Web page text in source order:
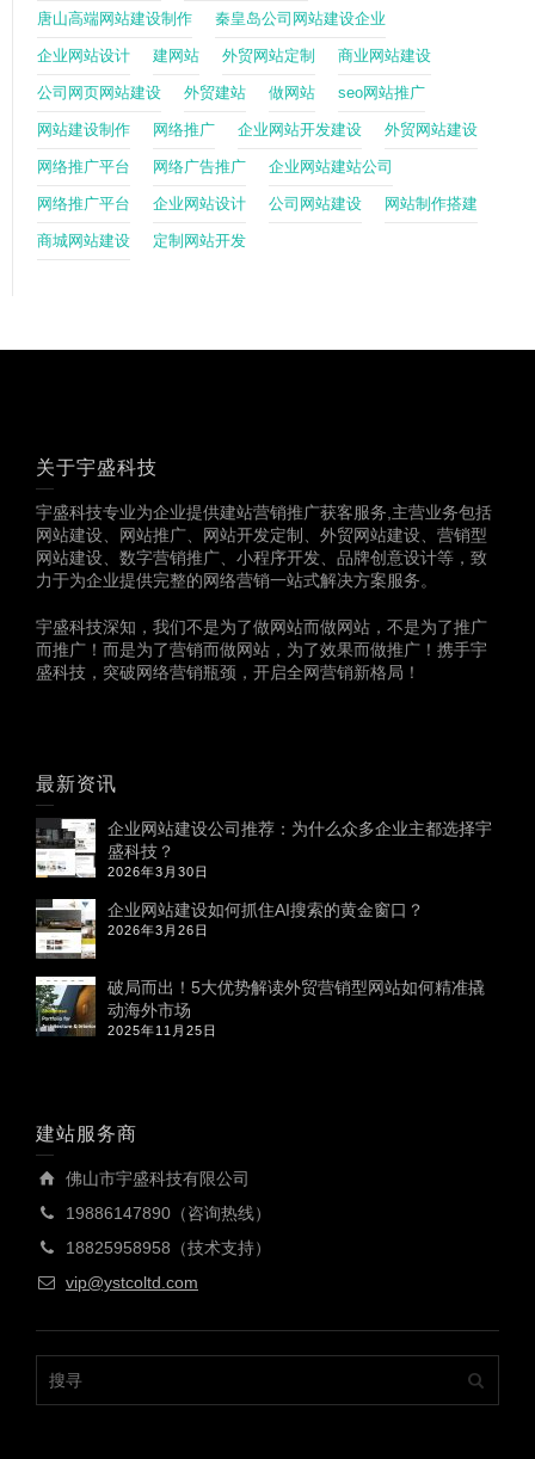
唐山高端网站建设制作 秦皇岛公司网站建设企业
企业网站设计 建网站 外贸网站定制 商业网站建设
公司网页网站建设 外贸建站 做网站 seo网站推广
网站建设制作 网络推广 企业网站开发建设 外贸网站建设
网络推广平台 网络广告推广 企业网站建站公司
网络推广平台 企业网站设计 公司网站建设 网站制作搭建
商城网站建设 定制网站开发
关于宇盛科技
宇盛科技专业为企业提供建站营销推广获客服务,主营业务包括
网站建设、网站推广、网站开发定制、外贸网站建设、营销型
网站建设、数字营销推广、小程序开发、品牌创意设计等，致
力于为企业提供完整的网络营销一站式解决方案服务。
宇盛科技深知，我们不是为了做网站而做网站，不是为了推广
而推广！而是为了营销而做网站，为了效果而做推广！携手宇
盛科技，突破网络营销瓶颈，开启全网营销新格局！
最新资讯
企业网站建设公司推荐：为什么众多企业主都选择宇
盛科技？
2026年3月30日
企业网站建设如何抓住AI搜索的黄金窗口？
2026年3月26日
破局而出！5大优势解读外贸营销型网站如何精准撬
动海外市场
2025年11月25日
建站服务商
佛山市宇盛科技有限公司
19886147890（咨询热线）
18825958958（技术支持）
vip@ystcoltd.com